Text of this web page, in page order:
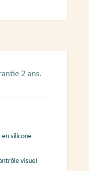
2 ans.
silicone
visuel